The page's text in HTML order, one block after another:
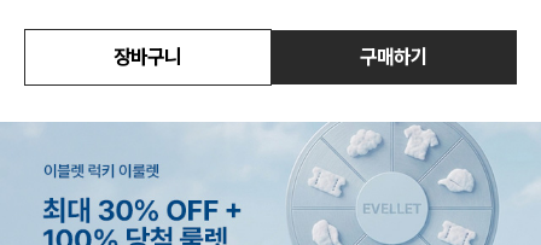
장바구니 구매하기